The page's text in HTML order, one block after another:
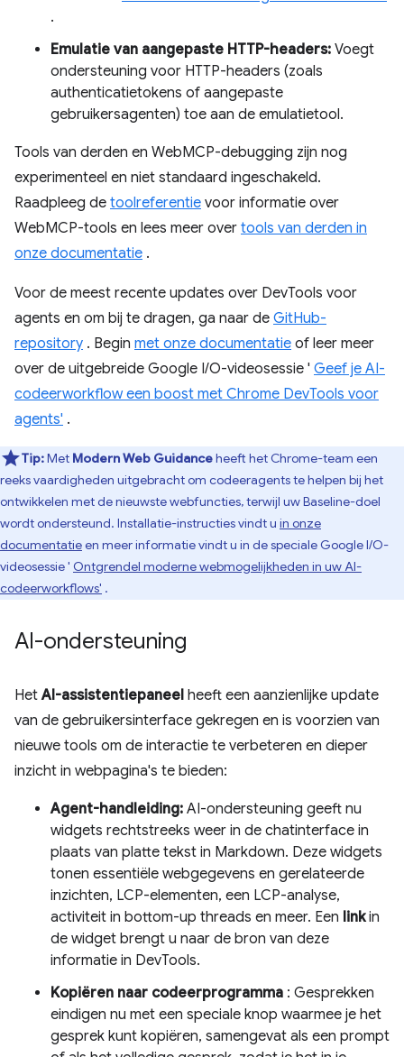
.
Emulatie van aangepaste HTTP-headers: Voegt
ondersteuning voor HTTP-headers (zoals
authenticatietokens of aangepaste
gebruikersagenten) toe aan de emulatietool.
Tools van derden en WebMCP-debugging zijn nog
experimenteel en niet standaard ingeschakeld.
Raadpleeg de toolreferentie voor informatie over
WebMCP-tools en lees meer over tools van derden in
onze documentatie .
Voor de meest recente updates over DevTools voor
agents en om bij te dragen, ga naar de GitHub-
repository . Begin met onze documentatie of leer meer
over de uitgebreide Google I/O-videosessie ' Geef je AI-
codeerworkflow een boost met Chrome DevTools voor
agents' .
Tip:Met Modern Web Guidanceheeft het Chrome-team een ​​
reeks vaardigheden uitgebracht om codeeragents te helpen bij het
ontwikkelen met de nieuwste webfuncties, terwijl uw Baseline-doel
wordt ondersteund. Installatie-instructies vindt u in onze
documentatieen meer informatie vindt u in de speciale Google I/O-
videosessie ' Ontgrendel moderne webmogelijkheden in uw AI-
codeerworkflows' .
AI-ondersteuning
HetAI-assistentiepaneel heeft een aanzienlijke update
van de gebruikersinterface gekregen en is voorzien van
nieuwe tools om de interactie te verbeteren en dieper
inzicht in webpagina's te bieden:
Agent-handleiding: AI-ondersteuning geeft nu
widgets rechtstreeks weer in de chatinterface in
plaats van platte tekst in Markdown. Deze widgets
tonen essentiële webgegevens en gerelateerde
inzichten, LCP-elementen, een LCP-analyse,
activiteit in bottom-up threads en meer. Een linkin
de widget brengt u naar de bron van deze
informatie in DevTools.
Kopiëren naar codeerprogramma : Gesprekken
eindigen nu met een speciale knop waarmee je het
gesprek kunt kopiëren, samengevat als een prompt